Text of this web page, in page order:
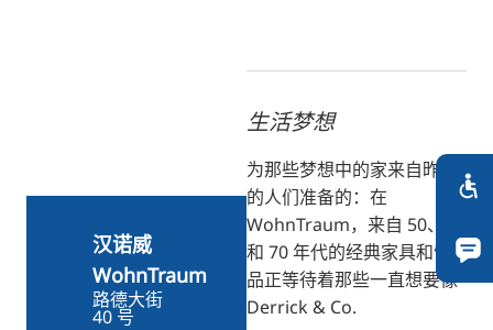
生活梦想
为那些梦想中的家来自昨天
的人们准备的：在
WohnTraum，来自 50、60
和 70 年代的经典家具和饰
品正等待着那些一直想要像
Derrick & Co.
汉诺威
WohnTraum
路德大街
40 号